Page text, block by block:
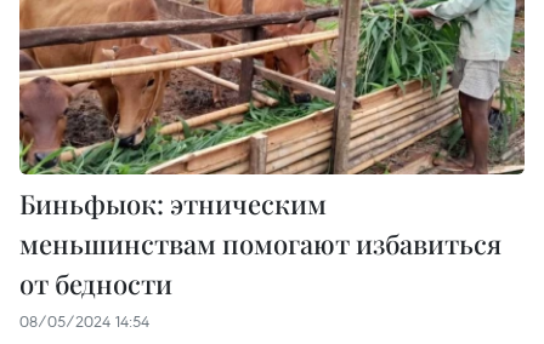
Биньфыок: этническим
меньшинствам помогают избавиться
от бедности
08/05/2024 14:54